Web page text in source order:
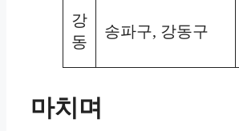
강
동
송파구, 강동구
마치며